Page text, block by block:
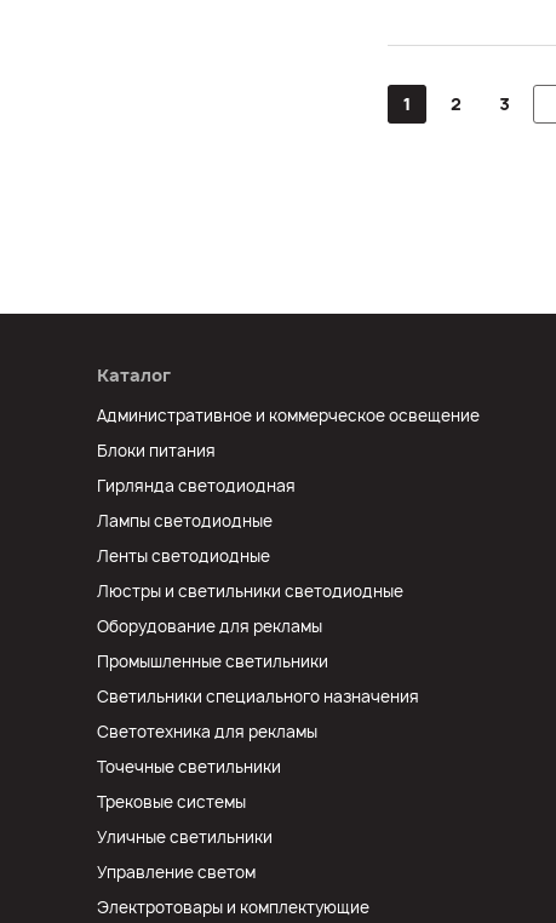
1 2 3
Каталог
Административное и коммерческое освещение
Блоки питания
Гирлянда светодиодная
Лампы светодиодные
Ленты светодиодные
Люстры и светильники светодиодные
Оборудование для рекламы
Промышленные светильники
Светильники специального назначения
Светотехника для рекламы
Точечные светильники
Трековые системы
Уличные светильники
Управление светом
Электротовары и комплектующие